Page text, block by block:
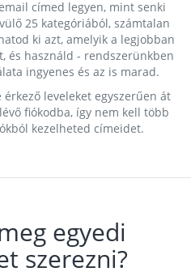
címed legyen, mint senki
25 kategóriából, számtalan
ki azt, amelyik a legjobban
és használd - rendszerünkben
ingyenes és az is marad.
leveleket egyszerűen át
fiókodba, így nem kell több
kezelheted címeidet.
egyedi
szerezni?